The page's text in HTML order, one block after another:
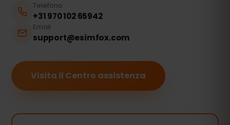
Telefono
+31 970 102 65942
Email
support@esimfox.com
Visita il Centro assistenza